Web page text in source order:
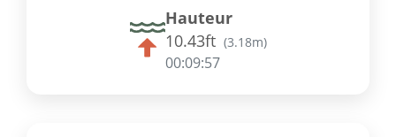
Hauteur
10.43ft (3.18m)
00:09:57